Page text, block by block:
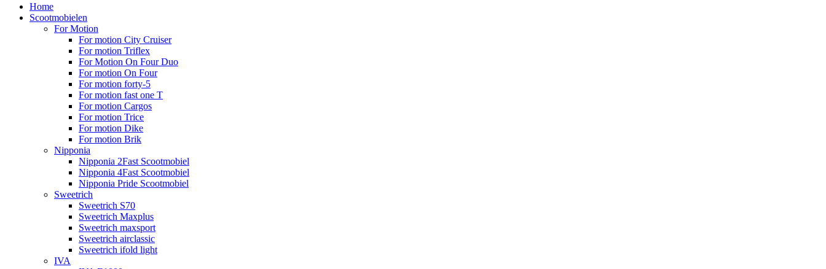
Home
Scootmobielen
For Motion
For motion City Cruiser
For motion Triflex
For Motion On Four Duo
For motion On Four
For motion forty-5
For motion fast one T
For motion Cargos
For motion Trice
For motion Dike
For motion Brik
Nipponia
Nipponia 2Fast Scootmobiel
Nipponia 4Fast Scootmobiel
Nipponia Pride Scootmobiel
Sweetrich
Sweetrich S70
Sweetrich Maxplus
Sweetrich maxsport
Sweetrich airclassic
Sweetrich ifold light
IVA